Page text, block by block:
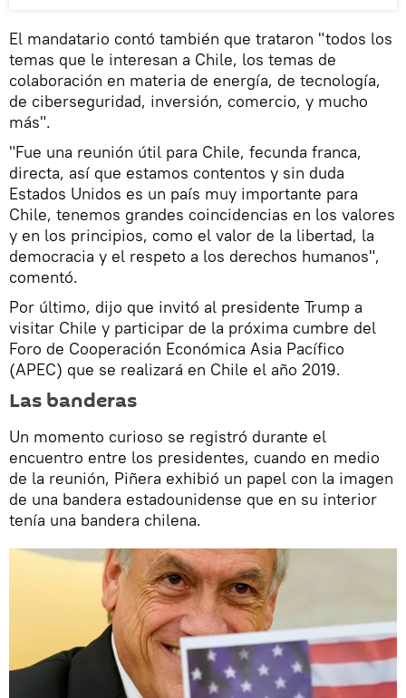
El mandatario contó también que trataron "todos los
temas que le interesan a Chile, los temas de
colaboración en materia de energía, de tecnología,
de ciberseguridad, inversión, comercio, y mucho
más".
"Fue una reunión útil para Chile, fecunda franca,
directa, así que estamos contentos y sin duda
Estados Unidos es un país muy importante para
Chile, tenemos grandes coincidencias en los valores
y en los principios, como el valor de la libertad, la
democracia y el respeto a los derechos humanos",
comentó.
Por último, dijo que invitó al presidente Trump a
visitar Chile y participar de la próxima cumbre del
Foro de Cooperación Económica Asia Pacífico
(APEC) que se realizará en Chile el año 2019.
Las banderas
Un momento curioso se registró durante el
encuentro entre los presidentes, cuando en medio
de la reunión, Piñera exhibió un papel con la imagen
de una bandera estadounidense que en su interior
tenía una bandera chilena.